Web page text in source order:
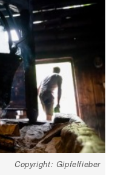
Copyright: Gipfelfieber